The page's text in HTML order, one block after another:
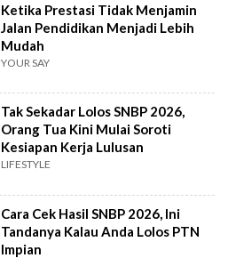
Ketika Prestasi Tidak Menjamin
Jalan Pendidikan Menjadi Lebih
Mudah
YOUR SAY
Tak Sekadar Lolos SNBP 2026,
Orang Tua Kini Mulai Soroti
Kesiapan Kerja Lulusan
LIFESTYLE
Cara Cek Hasil SNBP 2026, Ini
Tandanya Kalau Anda Lolos PTN
Impian